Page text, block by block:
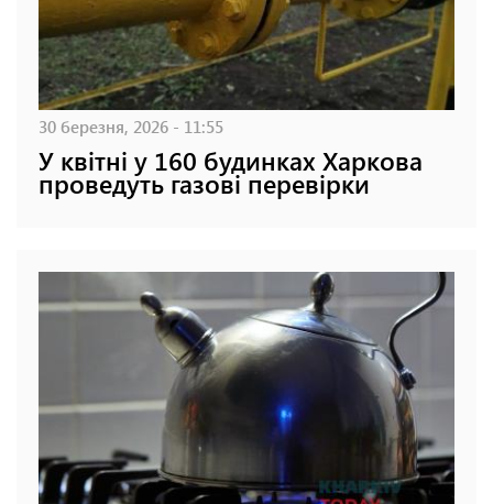
30 березня, 2026 - 11:55
У квітні у 160 будинках Харкова
проведуть газові перевірки